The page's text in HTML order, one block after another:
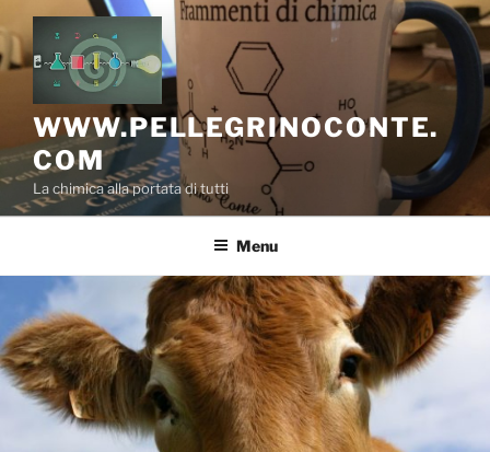
Salta
al
contenuto
WWW.PELLEGRINOCONTE.
COM
La chimica alla portata di tutti
Menu